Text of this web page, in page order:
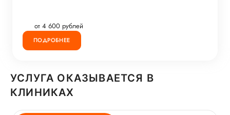
от 4 600 рублей
ПОДРОБНЕЕ
УСЛУГА ОКАЗЫВАЕТСЯ В
КЛИНИКАХ